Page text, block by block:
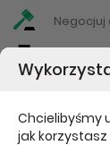
Negocjuj
Chcielibyśmy
jak